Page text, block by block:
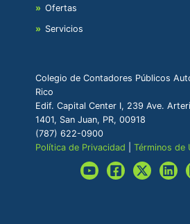
Ofertas
Servicios
Colegio de Contadores Públicos
Rico
Edif. Capital Center I, 239 Ave.
1401, San Juan, PR, 00918
(787) 622-0900
Política de Privacidad |Términos de